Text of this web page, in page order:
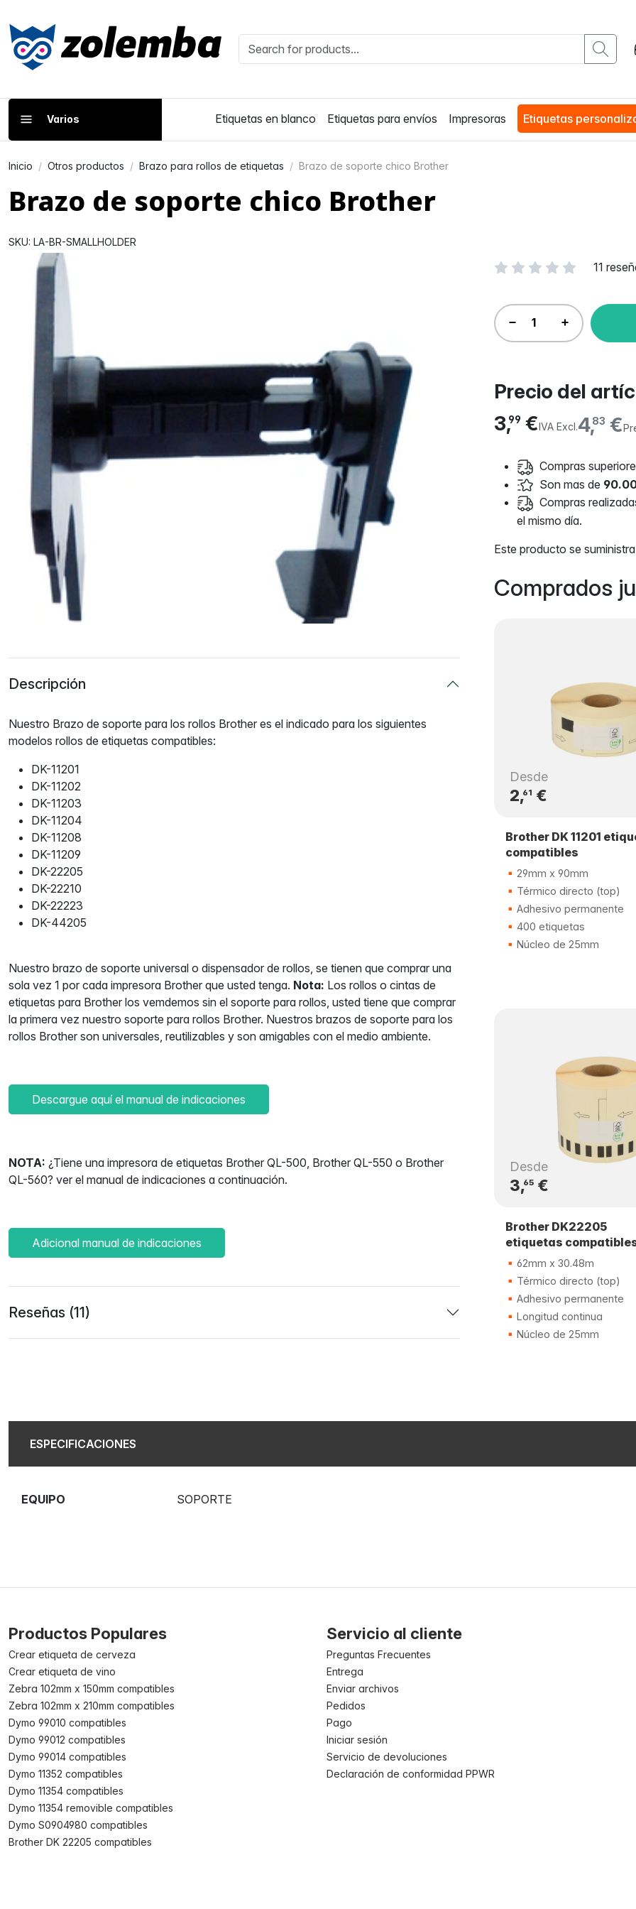
Varios Etiquetas en blanco Etiquetas para envíos Impresoras Etiquetas
Inicio Otros productos Brazo para rollos de etiquetas Brazo de soporte chico Brother
Brazo de soporte chico Brother
SKU: LA-BR-SMALLHOLDER
11
Precio del
4,83 €
3,99 €IVA Excl.
Compras
Son mas de
Compras
el mismo día.
Este producto se
Comprados
Desde
2,61 €
Brother DK 11201
compatibles
29mm x 90mm
Térmico directo (top)
Adhesivo permanente
400 etiquetas
Núcleo de 25mm
Desde
3,65€
Brother DK22205
etiquetas
62mm x 30.48m
Térmico directo (top)
Adhesivo permanente
Longitud continua
Núcleo de 25mm
Descripción
Nuestro Brazo de soporte para los rollos Brother es el indicado para los siguientes
modelos rollos de etiquetas compatibles:
DK-11201
DK-11202
DK-11203
DK-11204
DK-11208
DK-11209
DK-22205
DK-22210
DK-22223
DK-44205
Nuestro brazo de soporte universal o dispensador de rollos, se tienen que comprar una
sola vez 1 por cada impresora Brother que usted tenga. Nota: Los rollos o cintas de
etiquetas para Brother los vemdemos sin el soporte para rollos, usted tiene que comprar
la primera vez nuestro soporte para rollos Brother. Nuestros brazos de soporte para los
rollos Brother son universales, reutilizables y son amigables con el medio ambiente.
Descargue aquí el manual de indicaciones
NOTA: ¿Tiene una impresora de etiquetas Brother QL-500, Brother QL-550 o Brother
QL-560? ver el manual de indicaciones a continuación.
Adicional manual de indicaciones
Reseñas (11)
ESPECIFICACIONES
EQUIPO SOPORTE
Productos Populares
Crear etiqueta de cerveza
Crear etiqueta de vino
Zebra 102mm x 150mm compatibles
Zebra 102mm x 210mm compatibles
Dymo 99010 compatibles
Dymo 99012 compatibles
Dymo 99014 compatibles
Dymo 11352 compatibles
Dymo 11354 compatibles
Dymo 11354 removible compatibles
Dymo S0904980 compatibles
Brother DK 22205 compatibles
Servicio al cliente
Preguntas Frecuentes
Entrega
Enviar archivos
Pedidos
Pago
Iniciar sesión
Servicio de devoluciones
Declaración de conformidad PPWR